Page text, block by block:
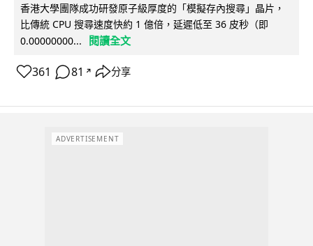
香港大學團隊成功研發原子級厚度的「模擬存內搜尋」晶片，
比傳統 CPU 搜尋速度快約 1 億倍，延遲低至 36 皮秒（即
0.00000000...
閱讀全文
361 81 ↗ 分享
ADVERTISEMENT